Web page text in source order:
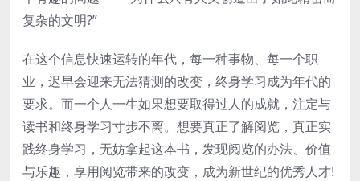
复杂的文明?”
在这个信息快速运转的年代，每一种事物、每一个职
业，迟早会迎来无法猜测的改变，终身学习成为年代的
要求。而一个人一生如果想要取得过人的成就，注定与
读书和终身学习寸步不离。想要真正了解阅览，真正实
践终身学习，无妨拿起这本书，发现阅览的办法、价值
与乐趣，享用阅览带来的改变，成为新世纪的优秀人才!